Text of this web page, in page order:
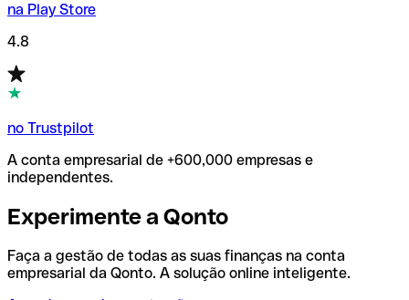
na Play Store
4.8
no Trustpilot
A conta empresarial de +600,000 empresas e
independentes.
Experimente a Qonto
Faça a gestão de todas as suas finanças na conta
empresarial da Qonto. A solução online inteligente.